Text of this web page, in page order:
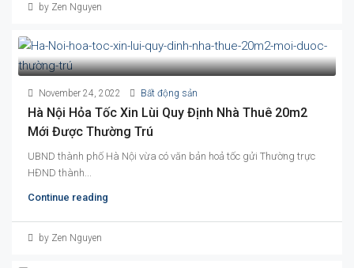
by Zen Nguyen
November 24, 2022 Bất động sản
Hà Nội Hỏa Tốc Xin Lùi Quy Định Nhà Thuê 20m2
Mới Được Thường Trú
UBND thành phố Hà Nội vừa có văn bản hoả tốc gửi Thường trực
HĐND thành...
Continue reading
by Zen Nguyen